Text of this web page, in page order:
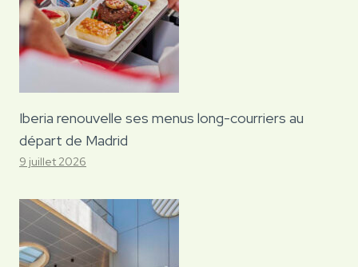
Iberia renouvelle ses menus long-courriers au
départ de Madrid
9 juillet 2026